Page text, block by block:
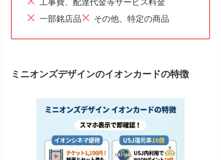
一部銘店品
その他、特定の商品
ミニオンズデザインのイオンカードの特徴